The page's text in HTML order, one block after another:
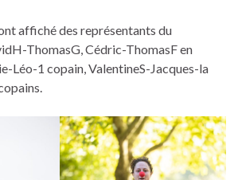
affiché des représentants du
ThomasG, Cédric-ThomasF en
Léo-1 copain, ValentineS-Jacques-la